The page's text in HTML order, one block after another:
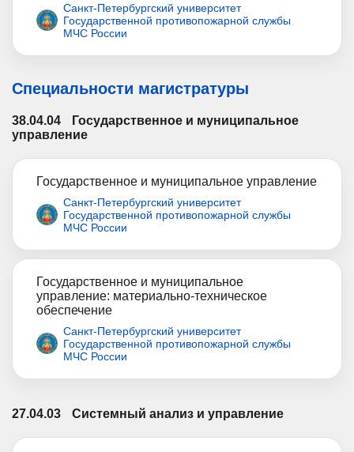
Санкт-Петербургский университет
Государственной противопожарной службы
МЧС России
Специальности магистратуры
38.04.04
Государственное и муниципальное
управление
Государственное и муниципальное управление
Санкт-Петербургский университет
Государственной противопожарной службы
МЧС России
Государственное и муниципальное
управление: материально-техническое
обеспечение
Санкт-Петербургский университет
Государственной противопожарной службы
МЧС России
27.04.03 Системный анализ и управление